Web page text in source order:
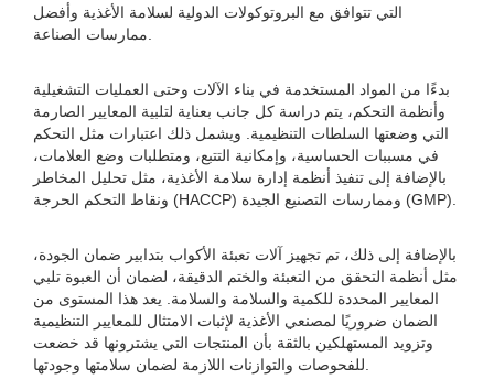
التي تتوافق مع البروتوكولات الدولية لسلامة الأغذية وأفضل
بدءًا من المواد المستخدمة في بناء الآلات وحتى العمليات التشغيلية
وأنظمة التحكم، يتم دراسة كل جانب بعناية لتلبية المعايير الصارمة
التي وضعتها السلطات التنظيمية. ويشمل ذلك اعتبارات مثل التحكم
في مسببات الحساسية، وإمكانية التتبع، ومتطلبات وضع العلامات،
بالإضافة إلى تنفيذ أنظمة إدارة سلامة الأغذية، مثل تحليل المخاطر
ونقاط التحكم الحرجة (HACCP) وممارسات التصنيع الجيدة (GMP).
بالإضافة إلى ذلك، تم تجهيز آلات تعبئة الأكواب بتدابير ضمان الجودة،
مثل أنظمة التحقق من التعبئة والختم الدقيقة، لضمان أن العبوة تلبي
المعايير المحددة للكمية والسلامة والسلامة. يعد هذا المستوى من
الضمان ضروريًا لمصنعي الأغذية لإثبات الامتثال للمعايير التنظيمية
وتزويد المستهلكين بالثقة بأن المنتجات التي يشترونها قد خضعت